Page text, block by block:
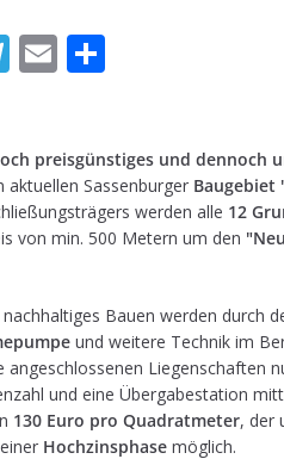
T
g
r
a
E
l n
preis­güns­ti­ges und den­noch
aktu­el­len Sas­sen­bur­ger Bau­ge­biet
wer­den alle 12
von min. 500 Metern um den
Bauen wer­den durch
und wei­tere Tech­nik im
Lie­gen­schaf­ten
und eine Über­ga­be­sta­tion
130 Euro pro Qua­drat­me­ter, der
Hoch­zins­phase möglich.